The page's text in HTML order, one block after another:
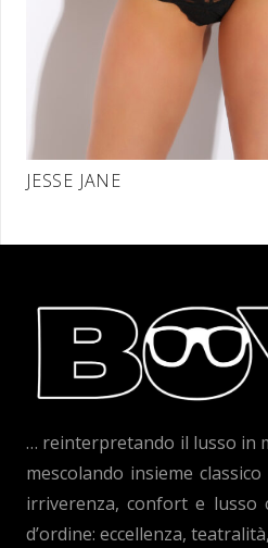
JESSE JANE
… reinterpretando il lusso in
mescolando insieme
irriverenza, confort e lusso
d’ordine: eccellenza,